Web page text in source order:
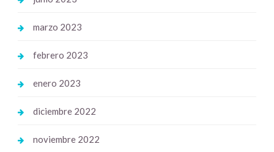
marzo 2023
febrero 2023
enero 2023
diciembre 2022
noviembre 2022